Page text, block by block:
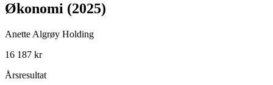
Økonomi (2025)
Anette Algrøy Holding
16 187 kr
Årsresultat